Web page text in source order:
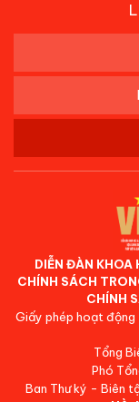
DIỄN ĐÀN KHOA
CHÍNH SÁCH
CHÍNH
Giấy phép hoạt
Tổng
Phó
Ban Thư ký - Biên